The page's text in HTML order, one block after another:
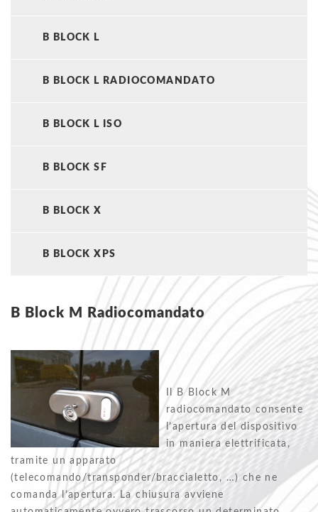
B BLOCK L
B BLOCK L RADIOCOMANDATO
B BLOCK L ISO
B BLOCK SF
B BLOCK X
B BLOCK XPS
B Block M Radiocomandato
Il B Block M
radiocomandato consente
l’apertura del dispositivo
in maniera elettrificata,
tramite un apparato
(telecomando/transponder/braccialetto, …) che ne
comanda l’apertura. La chiusura avviene